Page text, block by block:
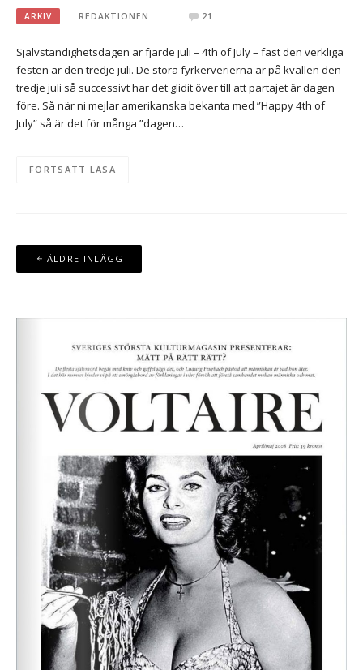
ARKIV REDAKTIONEN 21
Självständighetsdagen är fjärde juli – 4th of July – fast den verkliga
festen är den tredje juli. De stora fyrkerverierna är på kvällen den
tredje juli så successivt har det glidit över till att partajet är dagen
före. Så när ni mejlar amerikanska bekanta med ”Happy 4th of
July” så är det för många ”dagen…
FORTSÄTT LÄSA
Inläggsnavigering
ÄLDRE INLÄGG